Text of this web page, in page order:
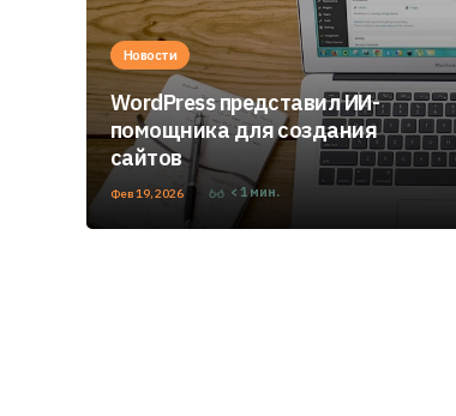
Новости
WordPress представил ИИ-
помощника для создания
сайтов
Фев 19, 2026 < 1мин.